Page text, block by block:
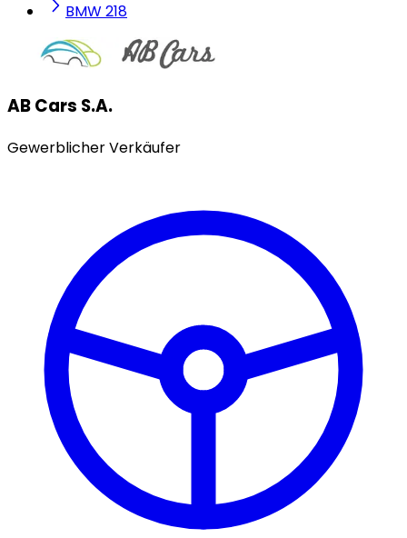
BMW 218
AB Cars S.A.
Gewerblicher Verkäufer